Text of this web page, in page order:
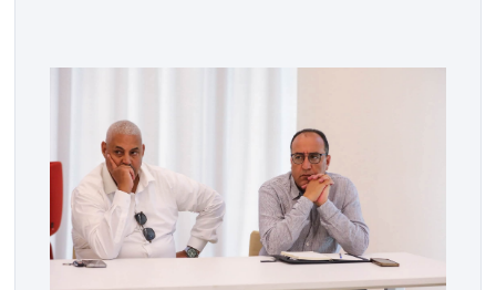
الطاقم التقني للرجاء لتقديم الإضافة المرجوة في
أداء لافت قدمه اللاعب برفقة اتحاد […]